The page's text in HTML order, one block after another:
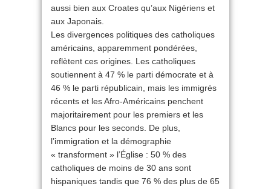
aussi bien aux Croates qu’aux Nigériens et
aux Japonais.
Les divergences politiques des catholiques
américains, apparemment pondérées,
reflètent ces origines. Les catholiques
soutiennent à 47 % le parti démocrate et à
46 % le parti républicain, mais les immigrés
récents et les Afro-Américains penchent
majoritairement pour les premiers et les
Blancs pour les seconds. De plus,
l’immigration et la démographie
« transforment » l’Église : 50 % des
catholiques de moins de 30 ans sont
hispaniques tandis que 76 % des plus de 65